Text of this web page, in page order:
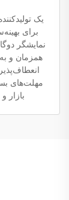
یک
برای
نمایشگر
همزمان و
مهلت‌های
بازار و افزایش ۵۰